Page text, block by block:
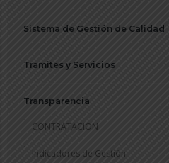
Sistema de Gestión de Calidad
Tramites y Servicios
Transparencia
CONTRATACION
Indicadores de Gestión